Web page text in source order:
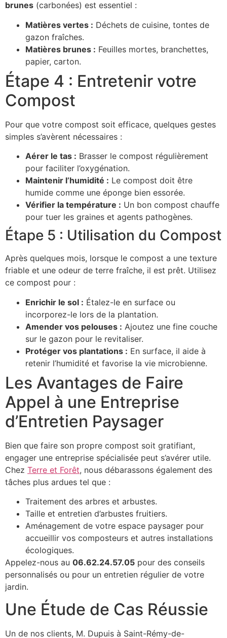
brunes (carbonées) est essentiel :
Matières vertes : Déchets de cuisine, tontes de
gazon fraîches.
Matières brunes : Feuilles mortes, branchettes,
papier, carton.
Étape 4 : Entretenir votre
Compost
Pour que votre compost soit efficace, quelques gestes
simples s’avèrent nécessaires :
Aérer le tas : Brasser le compost régulièrement
pour faciliter l’oxygénation.
Maintenir l’humidité : Le compost doit être
humide comme une éponge bien essorée.
Vérifier la température : Un bon compost chauffe
pour tuer les graines et agents pathogènes.
Étape 5 : Utilisation du Compost
Après quelques mois, lorsque le compost a une texture
friable et une odeur de terre fraîche, il est prêt. Utilisez
ce compost pour :
Enrichir le sol : Étalez-le en surface ou
incorporez-le lors de la plantation.
Amender vos pelouses : Ajoutez une fine couche
sur le gazon pour le revitaliser.
Protéger vos plantations : En surface, il aide à
retenir l’humidité et favorise la vie microbienne.
Les Avantages de Faire
Appel à une Entreprise
d’Entretien Paysager
Bien que faire son propre compost soit gratifiant,
engager une entreprise spécialisée peut s’avérer utile.
Chez Terre et Forêt, nous débarassons également des
tâches plus ardues tel que :
Traitement des arbres et arbustes.
Taille et entretien d’arbustes fruitiers.
Aménagement de votre espace paysager pour
accueillir vos composteurs et autres installations
écologiques.
Appelez-nous au 06.62.24.57.05 pour des conseils
personnalisés ou pour un entretien régulier de votre
jardin.
Une Étude de Cas Réussie
Un de nos clients, M. Dupuis à Saint-Rémy-de-